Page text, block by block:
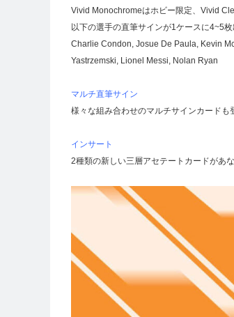
Vivid Monochromeはホビー限定、Vivid
以下の選手の直筆サインが1ケースに4~5枚
Charlie Condon, Josue De Paula, Kevin
Yastrzemski, Lionel Messi, Nolan Ryan
マルチ直筆サイン
様々な組み合わせのマルチサインカードも
インサート
2種類の新しい三層アセテートカードがあ